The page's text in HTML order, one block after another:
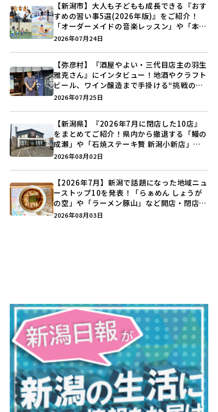
【新潟市】大人も子どもも成長できる『おす
すめの習い事5選(2026年版)』をご紹介！
「オーダーメイドの音楽レッスン」や「本格
キックボクシング」で新しい自分を見つけよ
2026年07月24日
【弥彦村】『酒屋やよい・三代目店主の羽生
雅克さん』にインタビュー！地酒やクラフト
ビール、ワイン醸造まで手掛ける“挑戦の歴
史”に迫る♪
2026年07月25日
【新潟県】『2026年7月に閉店した10店』
をまとめてご紹介！県内から撤退する「鰻の
成瀬」や「石焼ステーキ贅 新潟小新店」が
営業に幕…。
2026年08月02日
【2026年7月】新潟で話題になった地域ニュ
ーストップ10を発表！「らぁめん しょうが
の空」や「ラーメン豚山」など開店・閉店の
注目記事をランキングでご紹介♪
2026年08月03日